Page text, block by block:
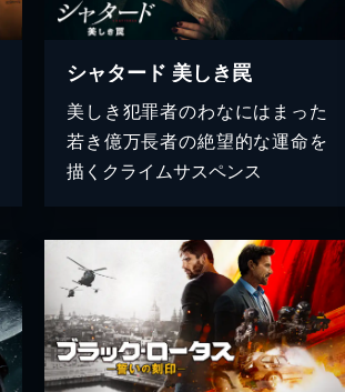
シャタード 美しき罠
美しき犯罪者のわなにはまった
若き億万長者の絶望的な運命を
描くクライムサスペンス